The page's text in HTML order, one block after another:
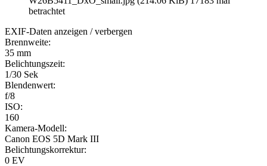
betrachtet
EXIF-Daten anzeigen / verbergen
Brennweite:
35 mm
Belichtungszeit:
1/30 Sek
Blendenwert:
f/8
ISO:
160
Kamera-Modell:
Canon EOS 5D Mark III
Belichtungskorrektur:
0 EV